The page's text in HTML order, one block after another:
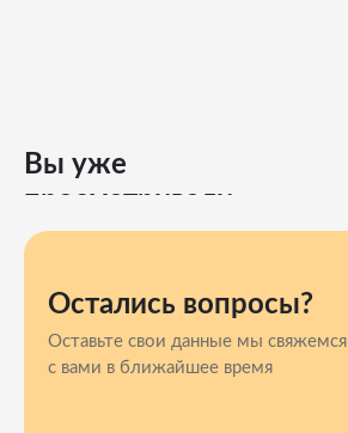
Вы уже
просматривали
Остались вопросы?
Оставьте свои данные мы свяжемся
с вами в ближайшее время